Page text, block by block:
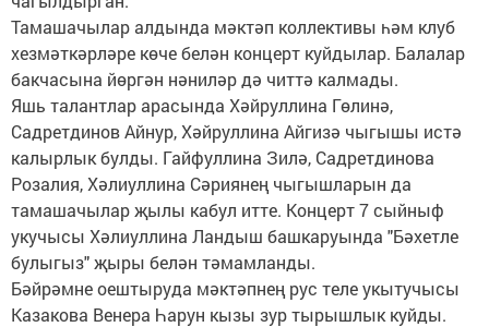
Тамашачылар алдында мәктәп коллективы һәм клуб
хезмәткәрләре көче белән концерт куйдылар. Балалар
бакчасына йөргән нәниләр дә читтә калмады.
Яшь талантлар арасында Хәйруллина Гөлинә,
Садретдинов Айнур, Хәйруллина Айгизә чыгышы истә
калырлык булды. Гайфуллина Зилә, Садретдинова
Розалия, Хәлиуллина Сәриянең чыгышларын да
тамашачылар җылы кабул итте. Концерт 7 сыйныф
укучысы Хәлиуллина Ландыш башкаруында "Бәхетле
булыгыз" җыры белән тәмамланды.
Бәйрәмне оештыруда мәктәпнең рус теле укытучысы
Казакова Венера Һарун кызы зур тырышлык куйды.